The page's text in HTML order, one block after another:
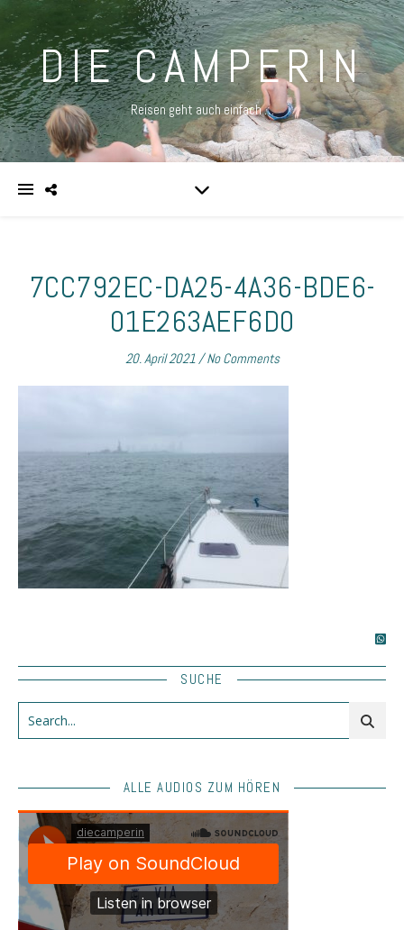
DIE CAMPERIN
Reisen geht auch einfach …
7CC792EC-DA25-4A36-BDE6-
01E263AEF6D0
20. April 2021/ No Comments
SUCHE
ALLE AUDIOS ZUM HÖREN